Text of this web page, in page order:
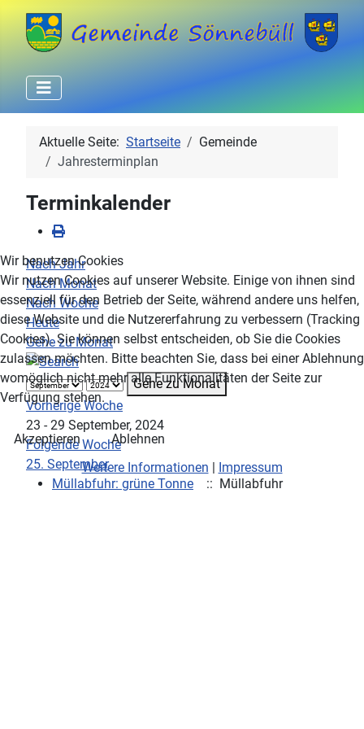
Aktuelle Seite: Startseite
Gemeinde
Jahresterminplan
Terminkalender
Nach Jahr
Nach Monat
Nach Woche
Heute
Gehe zu Monat
Gehe zu Monat
Vorherige Woche
23 - 29 September, 2024
Folgende Woche
25. September
Müllabfuhr: grüne Tonne
:: Müllabfuhr
Wir benutzen Cookies
Wir nutzen Cookies auf unserer Website. Einige von ihnen sind
essenziell für den Betrieb der Seite, während andere uns helfen,
diese Website und die Nutzererfahrung zu verbessern (Tracking
Cookies). Sie können selbst entscheiden, ob Sie die Cookies
zulassen möchten. Bitte beachten Sie, dass bei einer Ablehnung
womöglich nicht mehr alle Funktionalitäten der Seite zur
Verfügung stehen.
Akzeptieren
Ablehnen
Weitere Informationen | Impressum